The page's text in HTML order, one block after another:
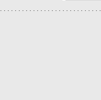
. . . . . . . . . . . . . . . . . . . . . . . . . . . .